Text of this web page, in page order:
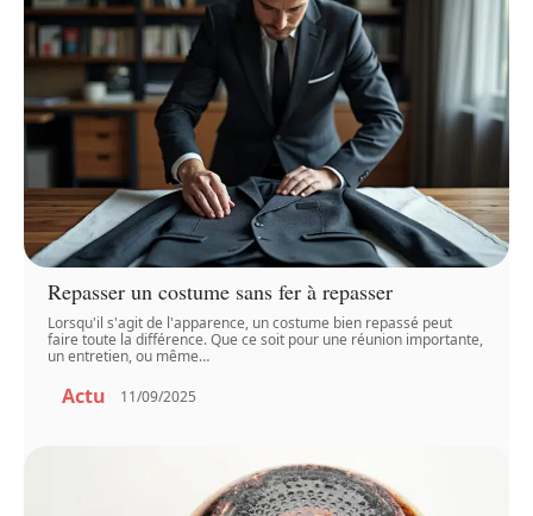
Repasser un costume sans fer à repasser
Lorsqu'il s'agit de l'apparence, un costume bien repassé peut
faire toute la différence. Que ce soit pour une réunion importante,
un entretien, ou même…
Actu 11/09/2025